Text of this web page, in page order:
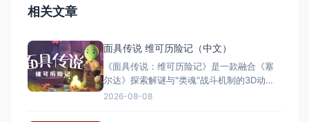
相关文章
面具传说 维可历险记（中文）
《面具传说：维可历险记》是一款融合《塞
尔达》探索解谜与"类魂"战斗机制的3D动作
冒险游戏。玩家扮演冒险家维可，在奇幻世
2026-08-08